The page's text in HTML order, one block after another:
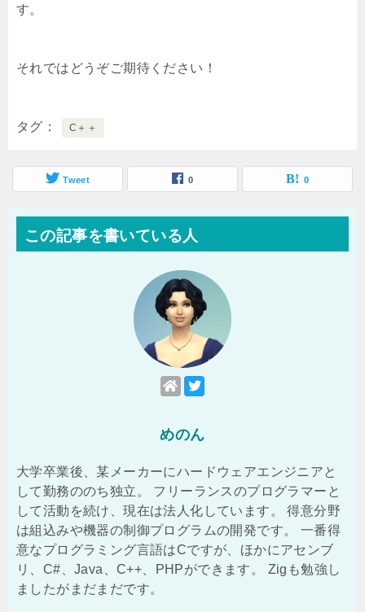
す。
それではどうぞご期待ください！
タグ C＋＋
Tweet 0 0
この記事を書いている人
めのん
大学卒業後、某メーカーにハードウェアエンジニアと
して勤務ののち独立。 フリーランスのプログラマーと
して活動を続け、現在は法人化しています。 得意分野
は組込みや機器の制御プログラムの開発です。 一番得
意なプログラミング言語はCですが、ほかにアセンブ
リ、C#、Java、C++、PHPができます。 Zigも勉強し
ましたがまだまだです。